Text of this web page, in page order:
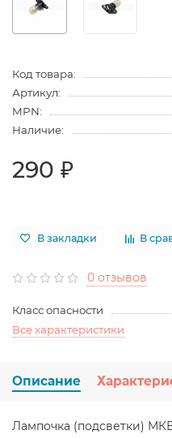
Код товара:
Артикул:
MPN:
Наличие:
290 ₽
В закладки В
0 отзывов
Класс опасности
Все характеристики
Описание
Лампочка (подсветки)